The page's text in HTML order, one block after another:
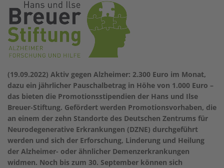
(19.09.2022) Aktiv gegen Alzheimer: 2.300 Euro im Monat,
dazu ein jährlicher Pauschalbetrag in Höhe von 1.000 Euro –
das bieten die Promotionsstipendien der Hans und Ilse
Breuer-Stiftung. Gefördert werden Promotionsvorhaben, die
an einem der zehn Standorte des Deutschen Zentrums für
Neurodegenerative Erkrankungen (DZNE) durchgeführt
werden und sich der Erforschung, Linderung und Heilung
der Alzheimer- oder ähnlicher Demenzerkrankungen
widmen. Noch bis zum 30. September können sich